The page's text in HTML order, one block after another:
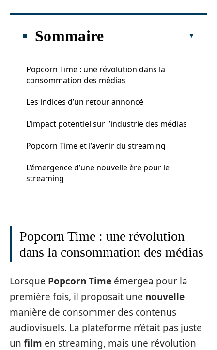
Sommaire
Popcorn Time : une révolution dans la
consommation des médias
Les indices d’un retour annoncé
L’impact potentiel sur l’industrie des médias
Popcorn Time et l’avenir du streaming
L’émergence d’une nouvelle ère pour le
streaming
Popcorn Time : une révolution
dans la consommation des médias
Lorsque Popcorn Time émergea pour la
première fois, il proposait une nouvelle
manière de consommer des contenus
audiovisuels. La plateforme n’était pas juste
un film en streaming, mais une révolution